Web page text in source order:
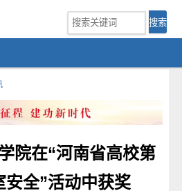
院在“河南省高校第
安全”活动中获奖